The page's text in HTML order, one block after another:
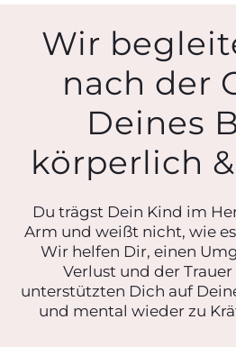
Wir
nach der
Deines
körperlich
Du trägst Dein Kind im
Arm und weißt nicht, wie
Wir helfen Dir, einen
Verlust und der
unterstützten Dich auf
und mental wieder zu